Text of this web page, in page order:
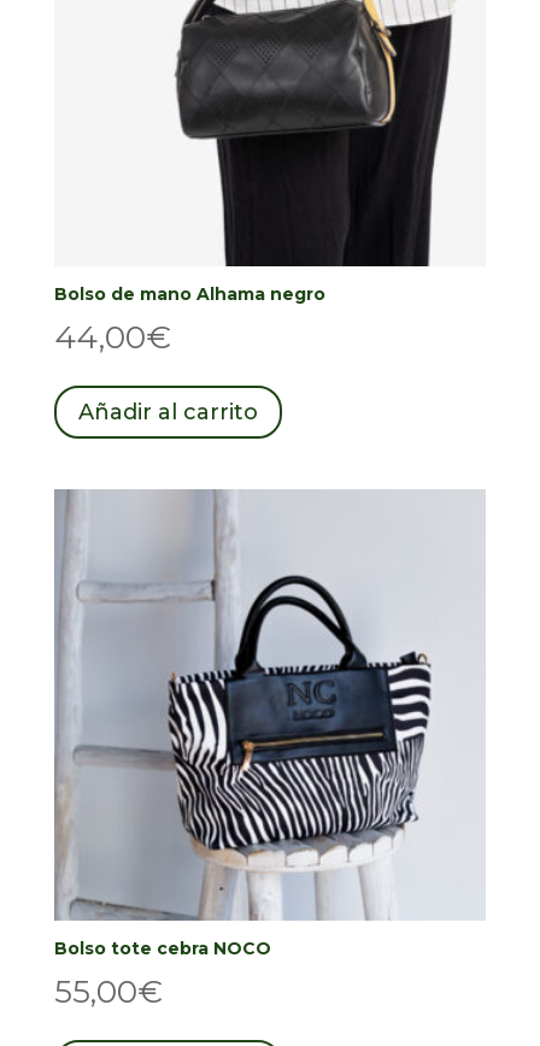
Bolso de mano Alhama negro
44,00€
Añadir al carrito
Bolso tote cebra NOCO
55,00€